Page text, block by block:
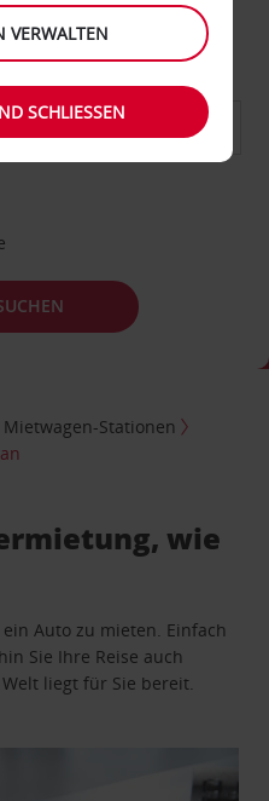
auswählen
Mietwagen-Stationen
wie
Auto zu mieten. Einfach
Sie Ihre Reise auch
liegt für Sie bereit.
VERWALTEN
SCHLIESSEN